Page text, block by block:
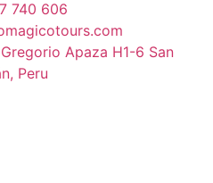
740 606
Apaza H1-6 San
Peru